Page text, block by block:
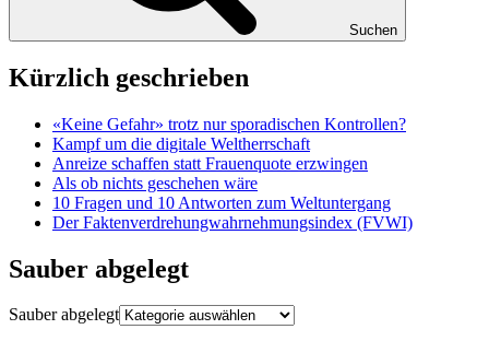
Suchen
Kürzlich geschrieben
«Keine Gefahr» trotz nur sporadischen Kontrollen?
Kampf um die digitale Weltherrschaft
Anreize schaffen statt Frauenquote erzwingen
Als ob nichts geschehen wäre
10 Fragen und 10 Antworten zum Weltuntergang
Der Faktenverdrehungwahrnehmungsindex (FVWI)
Sauber abgelegt
Sauber abgelegt